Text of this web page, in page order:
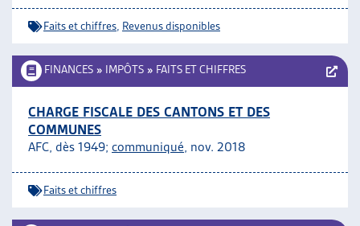
Faits et chiffres Revenus disponibles
FINANCES » IMPÔTS » FAITS ET CHIFFRES
CHARGE FISCALE DES CANTONS ET DES
COMMUNES
AFC, dès 1949; communiqué, nov. 2018
Faits et chiffres